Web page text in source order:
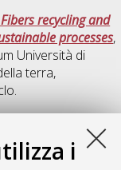
i
recycling and
processes,
Università di
terra,